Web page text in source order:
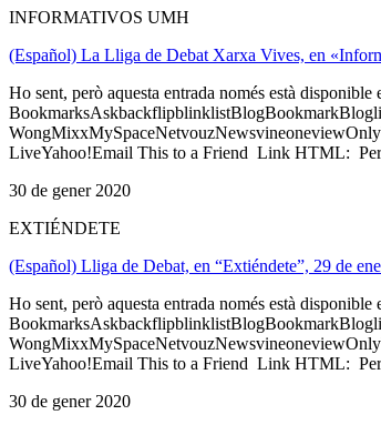
INFORMATIVOS UMH
(Español) La Lliga de Debat Xarxa Vives, en
Ho sent, però aquesta entrada només està
LiveYahoo!Email This to a Friend Link HTML:
30 de gener 2020
EXTIÉNDETE
(Español) Lliga de Debat, en “Extiéndete”, 29 de
Ho sent, però aquesta entrada només està
LiveYahoo!Email This to a Friend Link HTML:
30 de gener 2020